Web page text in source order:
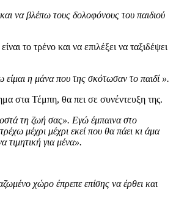
να βλέπω τους δολοφόνους του παιδιού
το τρένο και να επιλέξει να ταξιδέψει
είμαι η μάνα που της σκότωσαν το παιδί ».
στα Τέμπη, θα πει σε συνέντευξη της.
τη ζωή σας». Εγώ έμπαινα στο
μέχρι μέχρι εκεί που θα πάει κι άμα
για μένα».
χώρο έπρεπε επίσης να έρθει και